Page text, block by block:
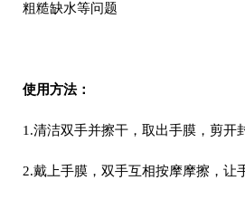
粗糙缺水等问题
使用方法：
1.清洁双手并擦干，取出手膜，剪开
2.戴上手膜，双手互相按摩摩擦，让